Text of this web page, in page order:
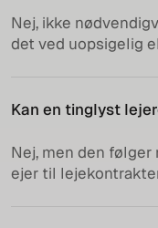
Nej, ikke
det ved uopsigelig
Kan en tinglyst
Nej, men den følger
ejer til